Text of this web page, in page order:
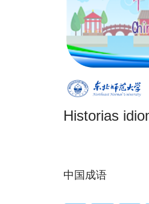
Historias
中国成语